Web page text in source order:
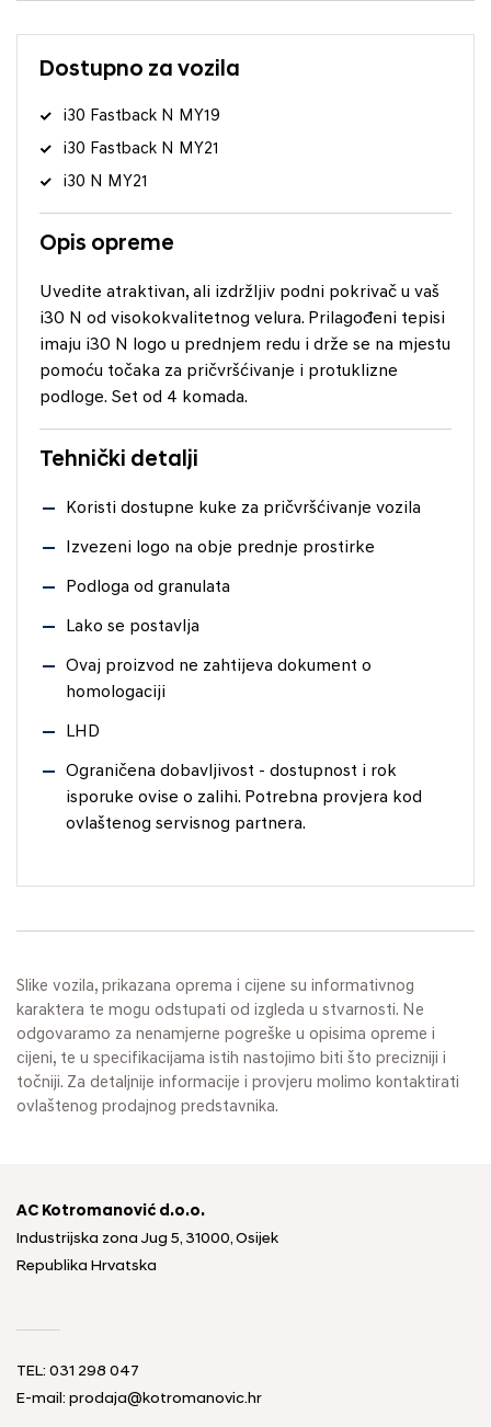
Dostupno za vozila
i30 Fastback N MY19
i30 Fastback N MY21
i30 N MY21
Opis opreme
Uvedite atraktivan, ali izdržljiv podni pokrivač u vaš
i30 N od visokokvalitetnog velura. Prilagođeni tepisi
imaju i30 N logo u prednjem redu i drže se na mjestu
pomoću točaka za pričvršćivanje i protuklizne
podloge. Set od 4 komada.
Tehnički detalji
Koristi dostupne kuke za pričvršćivanje vozila
Izvezeni logo na obje prednje prostirke
Podloga od granulata
Lako se postavlja
Ovaj proizvod ne zahtijeva dokument o
homologaciji
LHD
Ograničena dobavljivost - dostupnost i rok
isporuke ovise o zalihi. Potrebna provjera kod
ovlaštenog servisnog partnera.
Slike vozila, prikazana oprema i cijene su informativnog
karaktera te mogu odstupati od izgleda u stvarnosti. Ne
odgovaramo za nenamjerne pogreške u opisima opreme i
cijeni, te u specifikacijama istih nastojimo biti što precizniji i
točniji. Za detaljnije informacije i provjeru molimo kontaktirati
ovlaštenog prodajnog predstavnika.
AC Kotromanović d.o.o.
Industrijska zona Jug 5, 31000, Osijek
Republika Hrvatska
TEL: 031 298 047
E-mail: prodaja@kotromanovic.hr